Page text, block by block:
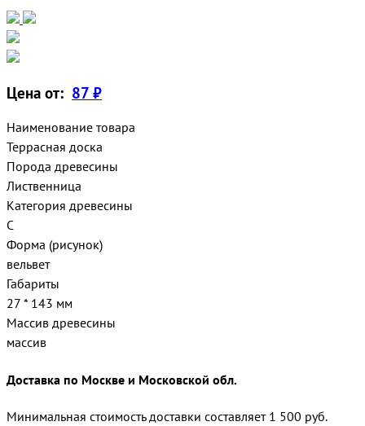
Цена от: 87 ₽
Наименование товара
Террасная доска
Порода древесины
Лиственница
Категория древесины
С
Форма (рисунок)
вельвет
Габариты
27 * 143 мм
Массив древесины
массив
Доставка по Москве и Московской обл.
Минимальная стоимость доставки составляет 1 500 руб.